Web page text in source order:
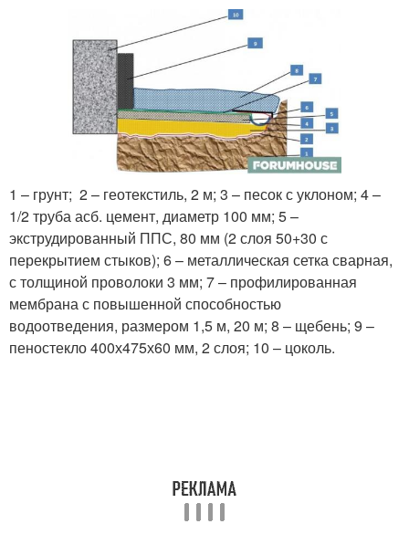
1 – грунт; 2 – геотекстиль, 2 м; 3 – песок с уклоном; 4 –
1/2 труба асб. цемент, диаметр 100 мм; 5 –
экструдированный ППС, 80 мм (2 слоя 50+30 с
перекрытием стыков); 6 – металлическая сетка сварная,
с толщиной проволоки 3 мм; 7 – профилированная
мембрана с повышенной способностью
водоотведения, размером 1,5 м, 20 м; 8 – щебень; 9 –
пеностекло 400х475х60 мм, 2 слоя; 10 – цоколь.